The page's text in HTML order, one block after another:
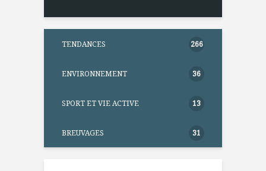
TENDANCES 266
ENVIRONNEMENT 36
SPORT ET VIE ACTIVE 13
BREUVAGES 31